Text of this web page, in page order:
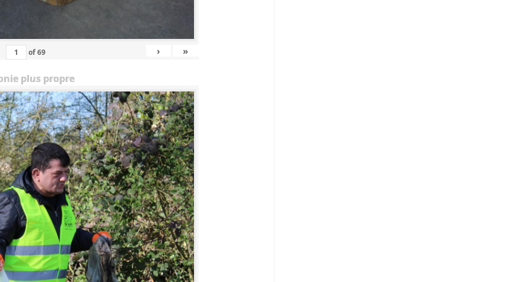
of69 › »
plus propre